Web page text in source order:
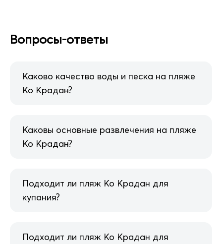
Вопросы-ответы
Каково качество воды и песка на пляже
Ко Крадан?
Каковы основные развлечения на пляже
Ко Крадан?
Подходит ли пляж Ко Крадан для
купания?
Подходит ли пляж Ко Крадан для